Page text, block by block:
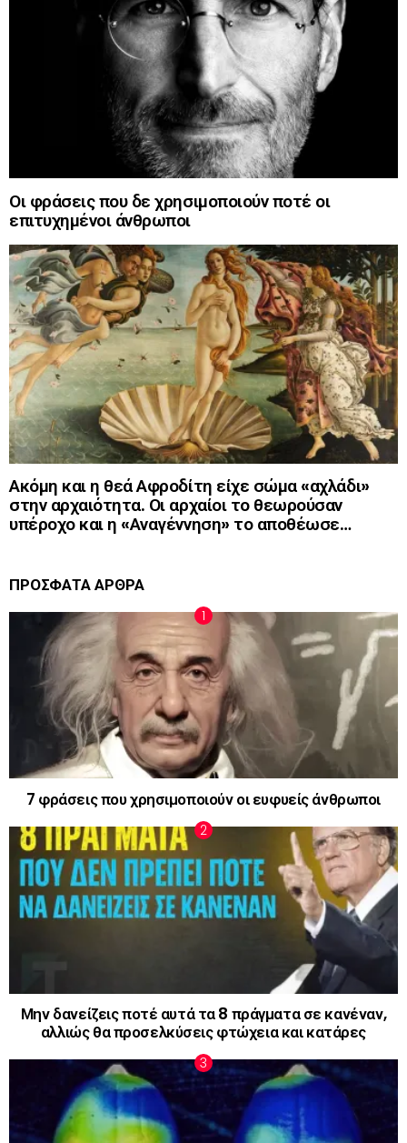
Οι φράσεις που δε χρησιμοποιούν ποτέ οι
επιτυχημένοι άνθρωποι
Ακόμη και η θεά Αφροδίτη είχε σώμα «αχλάδι»
στην αρχαιότητα. Οι αρχαίοι το θεωρούσαν
υπέροχο και η «Αναγέννηση» το αποθέωσε…
ΠΡΟΣΦΑΤΑ ΑΡΘΡΑ
7 φράσεις που χρησιμοποιούν οι ευφυείς άνθρωποι
Μην δανείζεις ποτέ αυτά τα 8 πράγματα σε κανέναν,
αλλιώς θα προσελκύσεις φτώχεια και κατάρες